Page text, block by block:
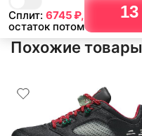
Сплит: 6745₽,
остаток потом
Похожие товары